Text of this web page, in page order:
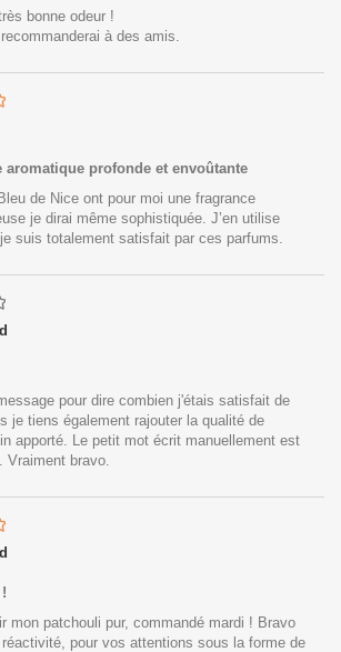
bonne odeur !
à des amis.
aromatique profonde et envoûtante
de Nice ont pour moi une fragrance
je dirai même sophistiquée. J’en utilise
suis totalement satisfait par ces parfums.
pour dire combien j'étais satisfait de
je tiens également rajouter la qualité de
apporté. Le petit mot écrit manuellement est
Vraiment bravo.
mon patchouli pur, commandé mardi ! Bravo
pour vos attentions sous la forme de